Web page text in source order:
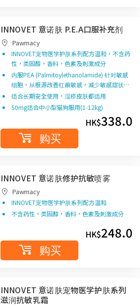
INNOVET 意诺肤 P.E.A口服补充剂
Pawmacy
INNOVET宠物医学护肤系列配方温和，不含药
性，类固醇，香料，色素及刺激成分
内服PEA (Palmitoylethanolamide) 针对敏感
细胞，从根源改善红痕敏感，减少敏感症状…
适合长期安全使用，湿疹皮肤都适用
50mg适合中小型猫狗服用(1-12kg)
HK$338.0
购买
INNOVET 意诺肤修护抗敏喷雾
Pawmacy
INNOVET宠物医学护肤系列配方温和
不含药性，类固醇，香料，色素及刺激成分
HK$248.0
购买
INNOVET 意诺肤宠物医学护肤系列
滋润抗敏乳霜